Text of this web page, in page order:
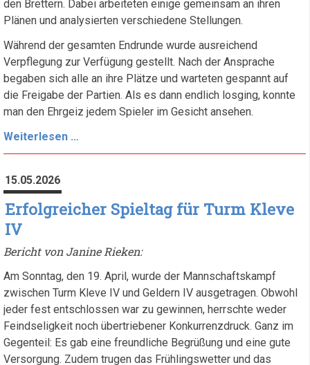
den Brettern. Dabei arbeiteten einige gemeinsam an ihren
Plänen und analysierten verschiedene Stellungen.
Während der gesamten Endrunde wurde ausreichend
Verpflegung zur Verfügung gestellt. Nach der Ansprache
begaben sich alle an ihre Plätze und warteten gespannt auf
die Freigabe der Partien. Als es dann endlich losging, konnte
man den Ehrgeiz jedem Spieler im Gesicht ansehen.
Weiterlesen …
der
bis
zum
Brett
15.05.2026
Erfolgreicher Spieltag für Turm Kleve
IV
Bericht von Janine Rieken:
Am Sonntag, den 19. April, wurde der Mannschaftskampf
zwischen Turm Kleve IV und Geldern IV ausgetragen. Obwohl
jeder fest entschlossen war zu gewinnen, herrschte weder
Feindseligkeit noch übertriebener Konkurrenzdruck. Ganz im
Gegenteil: Es gab eine freundliche Begrüßung und eine gute
Versorgung. Zudem trugen das Frühlingswetter und das